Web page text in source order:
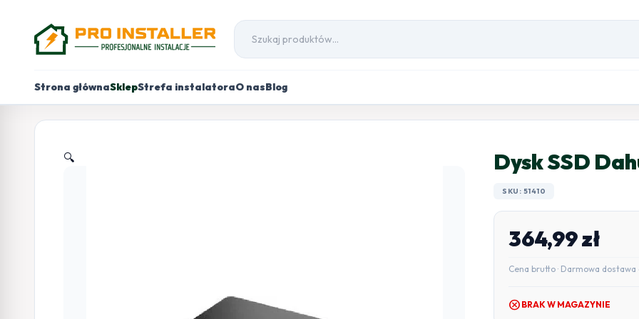
Strona głównaSklepStrefa instalatoraO nasBlog
🔍 Dysk SSD
SKU: 51410
364,99zł
Cena brutto · Darmowa dostawa
cancel BRAK W MAGAZYNIE